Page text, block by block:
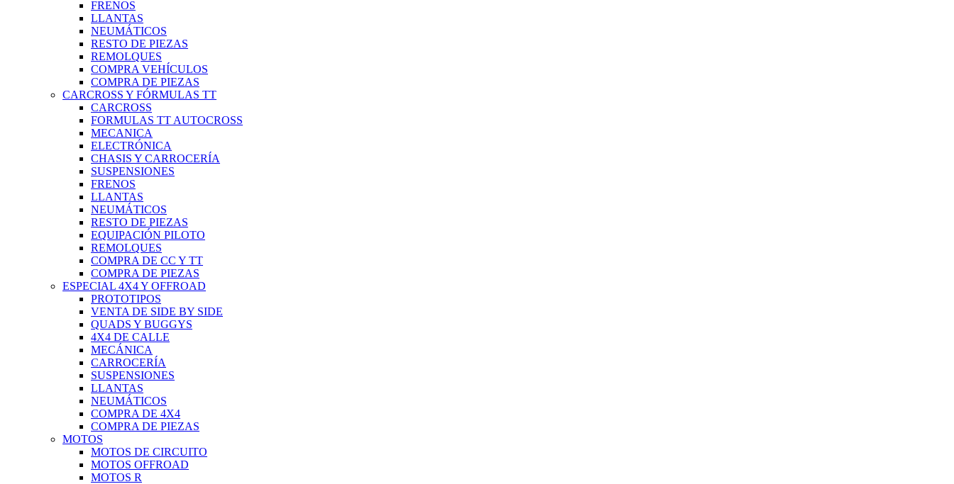
FRENOS
LLANTAS
NEUMÁTICOS
RESTO DE PIEZAS
REMOLQUES
COMPRA VEHÍCULOS
COMPRA DE PIEZAS
CARCROSS Y FÓRMULAS TT
CARCROSS
FORMULAS TT AUTOCROSS
MECANICA
ELECTRÓNICA
CHASIS Y CARROCERÍA
SUSPENSIONES
FRENOS
LLANTAS
NEUMÁTICOS
RESTO DE PIEZAS
EQUIPACIÓN PILOTO
REMOLQUES
COMPRA DE CC Y TT
COMPRA DE PIEZAS
ESPECIAL 4X4 Y OFFROAD
PROTOTIPOS
VENTA DE SIDE BY SIDE
QUADS Y BUGGYS
4X4 DE CALLE
MECÁNICA
CARROCERÍA
SUSPENSIONES
LLANTAS
NEUMÁTICOS
COMPRA DE 4X4
COMPRA DE PIEZAS
MOTOS
MOTOS DE CIRCUITO
MOTOS OFFROAD
MOTOS R